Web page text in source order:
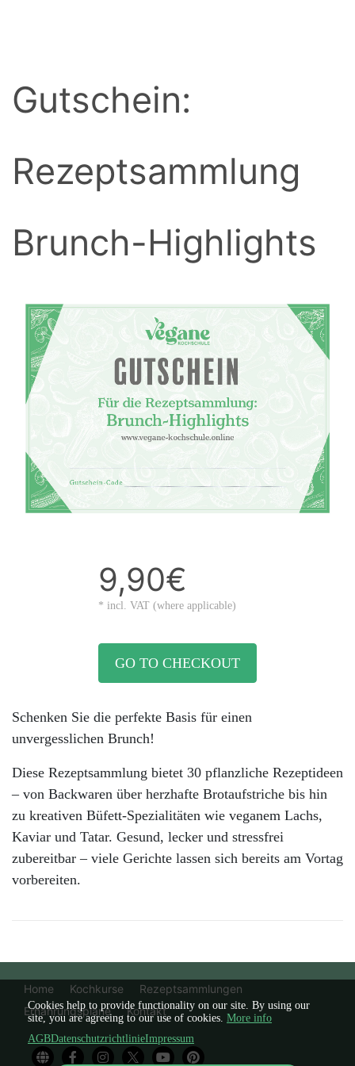
Gutschein:
Rezeptsammlung
Brunch-Highlights
9,90€
* incl. VAT (where applicable)
GO TO CHECKOUT
Schenken Sie die perfekte Basis für einen
unvergesslichen Brunch!
Diese Rezeptsammlung bietet 30 pflanzliche Rezeptideen
– von Backwaren über herzhafte Brotaufstriche bis hin
zu kreativen Büfett-Spezialitäten wie veganem Lachs,
Kaviar und Tatar. Gesund, lecker und stressfrei
zubereitbar – viele Gerichte lassen sich bereits am Vortag
vorbereiten.
Home Kochkurse
Rezeptsammlungen
Ernährungspläne
Kontakt
Cookies help to provide functionality on our site. By using our
site, you are agreeing to our use of cookies. More info
AGBDatenschutzrichtlinieImpressum